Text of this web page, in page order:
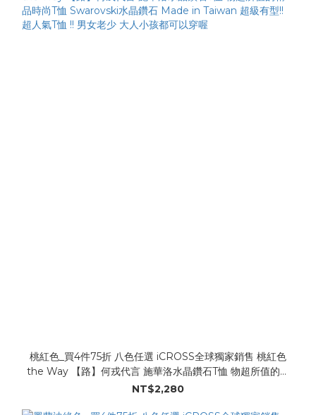
桃紅色_買4件75折 八色任選 iCROSS全球獨家銷售 桃紅色
the Way 【路】何戎代言 施華洛水晶鑽石T恤 物超所值的精
品時尚T恤 Swarovski水晶鑽石 Made in Taiwan 超級有型!!
NT$2,280